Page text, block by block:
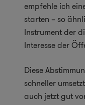
empfehle ich
starten – so
Instrument der
Interesse der
Diese
schneller
auch jetzt gut